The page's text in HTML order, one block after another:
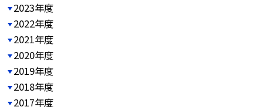
2023年度
2022年度
2021年度
2020年度
2019年度
2018年度
2017年度